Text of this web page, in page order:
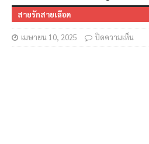
สายรักสายเลือด
เมษายน 10, 2025 ปิดความเห็น